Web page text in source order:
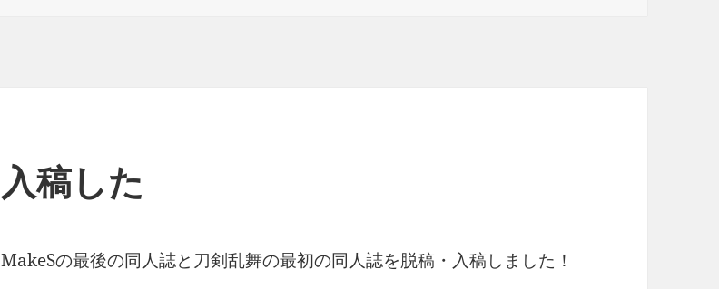
入稿した
MakeSの最後の同人誌と刀剣乱舞の最初の同人誌を脱稿・入稿しました！